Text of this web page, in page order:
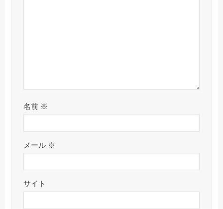
名前 ※
メール ※
サイト